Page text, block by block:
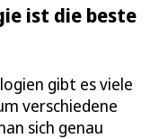
ist die beste
gibt es viele
verschiedene
sich genau